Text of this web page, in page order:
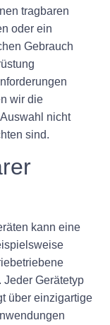
tragbaren
oder ein
Gebrauch
wir die
nicht
sind.
kann eine
Jeder Gerätetyp
über einzigartige